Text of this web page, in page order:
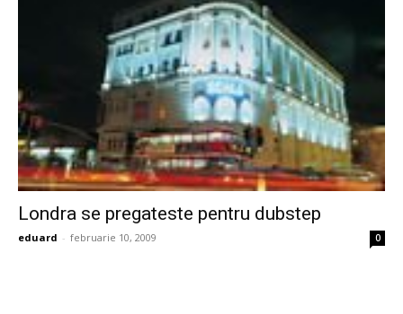
Londra se pregateste pentru dubstep
eduard - februarie 10, 2009 0